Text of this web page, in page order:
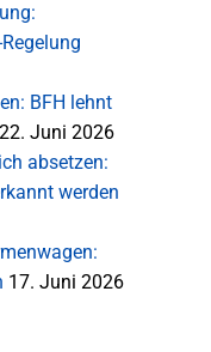
BFH lehnt
22. Juni 2026
absetzen:
werden
17. Juni 2026